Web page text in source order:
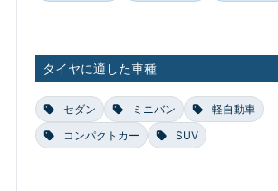
タイヤに適した車種
セダン ミニバン
軽自動車
コンパクトカー
SUV